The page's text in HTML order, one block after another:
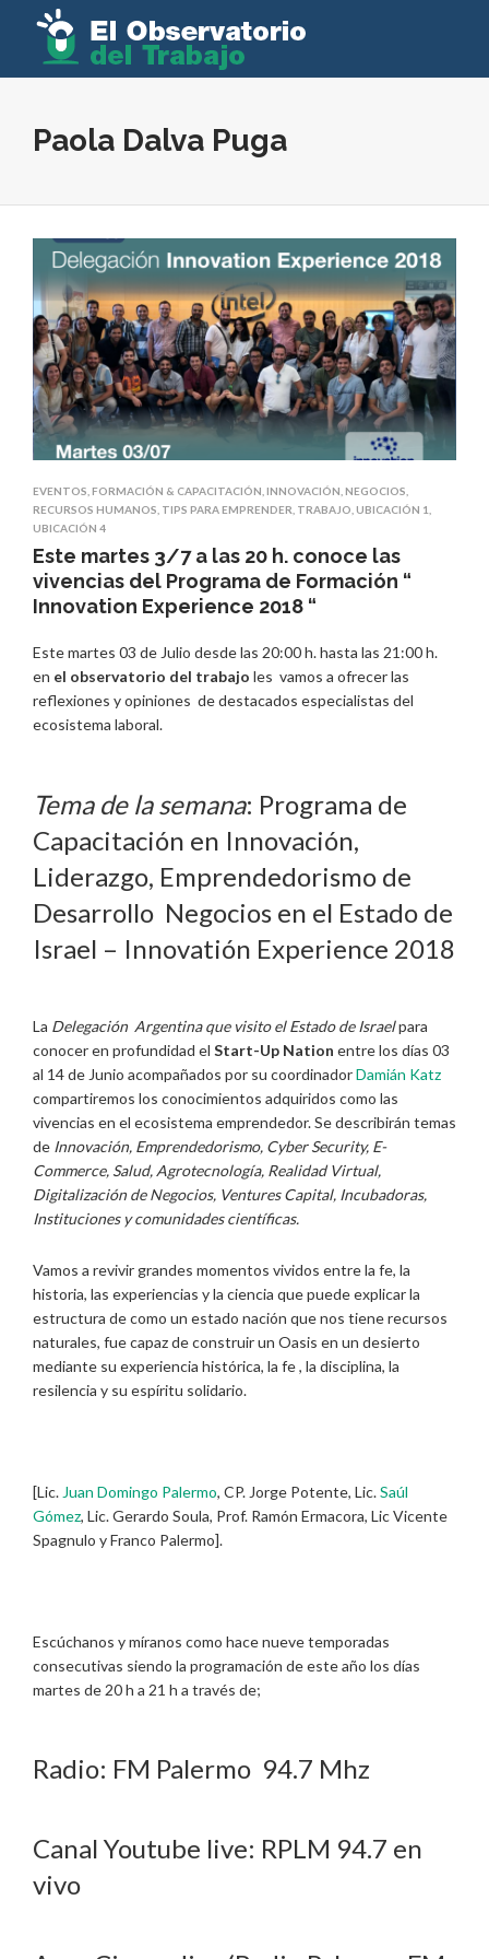
Paola Dalva Puga
EVENTOS FORMACIÓN & CAPACITACIÓN INNOVACIÓN NEGOCIOS
RECURSOS HUMANOS TIPS PARA EMPRENDER TRABAJO UBICACIÓN 1
UBICACIÓN 4
Este martes 3/7 a las 20 h. conoce las
vivencias del Programa de Formación “
Innovation Experience 2018 “
Este martes 03 de Julio desde las 20:00 h. hasta las 21:00 h.
en el observatorio del trabajo les vamos a ofrecer las
reflexiones y opiniones de destacados especialistas del
ecosistema laboral.
Tema de la semana: Programa de
Capacitación en Innovación,
Liderazgo, Emprendedorismo de
Desarrollo Negocios en el Estado de
Israel – Innovatión Experience 2018
La Delegación Argentina que visito el Estado de Israelpara
conocer en profundidad el Start-Up Nation entre los días 03
al 14 de Junio acompañados por su coordinadorDamián Katz
compartiremos los conocimientos adquiridos como las
vivencias en el ecosistema emprendedor. Se describirán temas
de Innovación, Emprendedorismo, Cyber Security, E-
Commerce, Salud, Agrotecnología, Realidad Virtual,
Digitalización de Negocios, Ventures Capital, Incubadoras,
Instituciones y comunidades científicas.
Vamos a revivir grandes momentos vividos entre la fe, la
historia, las experiencias y la ciencia que puede explicar la
estructura de como un estado nación que nos tiene recursos
naturales, fue capaz de construir un Oasis en un desierto
mediante su experiencia histórica, la fe , la disciplina, la
resilencia y su espíritu solidario.
[Lic. Juan Domingo Palermo, CP. Jorge Potente, Lic.Saúl
Gómez, Lic. Gerardo Soula, Prof. Ramón Ermacora, Lic Vicente
Spagnulo y Franco Palermo].
Escúchanos y míranos como hace nueve temporadas
consecutivas siendo la programación de este año los días
martes de 20 h a 21 h a través de;
Radio: FM Palermo 94.7 Mhz
Canal Youtube live: RPLM 94.7 en
vivo